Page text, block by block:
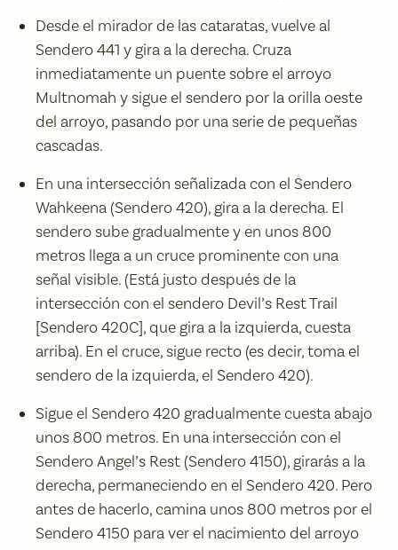
Desde el mirador de las cataratas, vuelve al
Sendero 441 y gira a la derecha. Cruza
inmediatamente un puente sobre el arroyo
Multnomah y sigue el sendero por la orilla oeste
del arroyo, pasando por una serie de pequeñas
cascadas.
En una intersección señalizada con el Sendero
Wahkeena (Sendero 420), gira a la derecha. El
sendero sube gradualmente y en unos 800
metros llega a un cruce prominente con una
señal visible. (Está justo después de la
intersección con el sendero Devil’s Rest Trail
[Sendero 420C], que gira a la izquierda, cuesta
arriba). En el cruce, sigue recto (es decir, toma el
sendero de la izquierda, el Sendero 420).
Sigue el Sendero 420 gradualmente cuesta abajo
unos 800 metros. En una intersección con el
Sendero Angel’s Rest (Sendero 4150), girarás a la
derecha, permaneciendo en el Sendero 420. Pero
antes de hacerlo, camina unos 800 metros por el
Sendero 4150 para ver el nacimiento del arroyo